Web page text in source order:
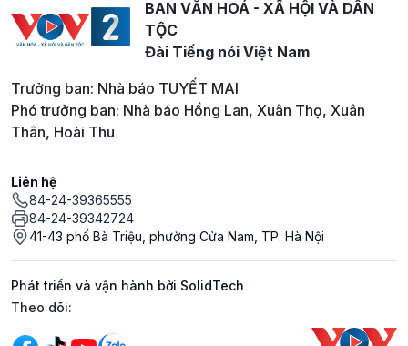
BAN VĂN HOÁ - XÃ HỘI VÀ DÂN
TỘC
Đài Tiếng nói Việt Nam
Trưởng ban: Nhà báo TUYẾT MAI
Phó trưởng ban: Nhà báo Hồng Lan, Xuân Thọ, Xuân
Thân, Hoài Thu
Liên hệ
84-24-39365555
84-24-39342724
41-43 phố Bà Triệu, phường Cửa Nam, TP. Hà Nội
Phát triển và vận hành bởi SolidTech
Mạng xã hội
Theo dõi: